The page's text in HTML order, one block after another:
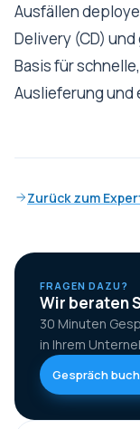
Ausfällen
Delivery (CD)
Basis für
Auslieferung und
Zurück zum
FRAGEN DAZU?
Wir beraten
30 Minuten
in Ihrem
Gespräch